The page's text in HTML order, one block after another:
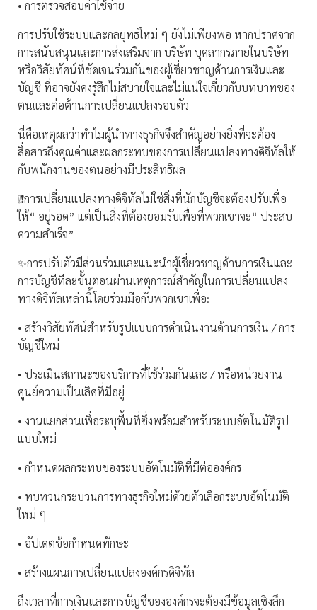
• การตรวจสอบค่าใช้จ่าย
การปรับใช้ระบบและกลยุทธ์ใหม่ ๆ ยังไม่เพียงพอ หากปราศจาก
การสนับสนุนและการส่งเสริมจาก บริษัท บุคลากรภายในบริษัท
หรือวิสัยทัศน์ที่ชัดเจนร่วมกันของผู้เชี่ยวชาญด้านการเงินและ
บัญชี ที่อาจยังคงรู้สึกไม่สบายใจและไม่แน่ใจเกี่ยวกับบทบาทของ
ตนและต่อต้านการเปลี่ยนแปลงรอบตัว
นี่คือเหตุผลว่าทำไมผู้นำทางธุรกิจจึงสำคัญอย่างยิ่งที่จะต้อง
สื่อสารถึงคุณค่าและผลกระทบของการเปลี่ยนแปลงทางดิจิทัลให้
กับพนักงานของตนอย่างมีประสิทธิผล
❕❗️การเปลี่ยนแปลงทางดิจิทัลไม่ใช่สิ่งที่นักบัญชีจะต้องปรับเพื่อ
ให้“ อยู่รอด” แต่เป็นสิ่งที่ต้องยอมรับเพื่อที่พวกเขาจะ“ ประสบ
ความสำเร็จ”
✨การปรับตัวมีส่วนร่วมและแนะนำผู้เชี่ยวชาญด้านการเงินและ
การบัญชีทีละขั้นตอนผ่านเหตุการณ์สำคัญในการเปลี่ยนแปลง
ทางดิจิทัลเหล่านี้โดยร่วมมือกับพวกเขาเพื่อ:
• สร้างวิสัยทัศน์สำหรับรูปแบบการดำเนินงานด้านการเงิน / การ
บัญชีใหม่
• ประเมินสถานะของบริการที่ใช้ร่วมกันและ / หรือหน่วยงาน
ศูนย์ความเป็นเลิศที่มีอยู่
• งานแยกส่วนเพื่อระบุพื้นที่ซึ่งพร้อมสำหรับระบบอัตโนมัติรูป
แบบใหม่
• กำหนดผลกระทบของระบบอัตโนมัติที่มีต่อองค์กร
• ทบทวนกระบวนการทางธุรกิจใหม่ด้วยตัวเลือกระบบอัตโนมัติ
ใหม่ ๆ
• อัปเดตข้อกำหนดทักษะ
• สร้างแผนการเปลี่ยนแปลงองค์กรดิจิทัล
ถึงเวลาที่การเงินและการบัญชีขององค์กรจะต้องมีข้อมูลเชิงลึก